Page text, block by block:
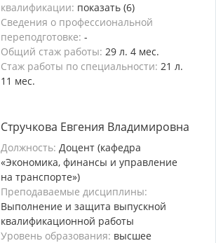
квалификации: показать (6)
Сведения о профессиональной
переподготовке: -
Общий стаж работы: 29 л. 4 мес.
Стаж работы по специальности: 21 л.
11 мес.
Стручкова Евгения Владимировна
Должность: Доцент (кафедра
«Экономика, финансы и управление
на транспорте»)
Преподаваемые дисциплины:
Выполнение и защита выпускной
квалификационной работы
Уровень образования: высшее